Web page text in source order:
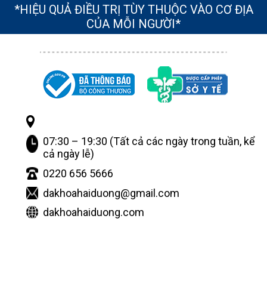
*HIỆU QUẢ ĐIỀU TRỊ TÙY THUỘC VÀO CƠ ĐỊA
CỦA MỖI NGƯỜI*
07:30 – 19:30 (Tất cả các ngày trong tuần, kể
cả ngày lễ)
0220 656 5666
dakhoahaiduong@gmail.com
dakhoahaiduong.com